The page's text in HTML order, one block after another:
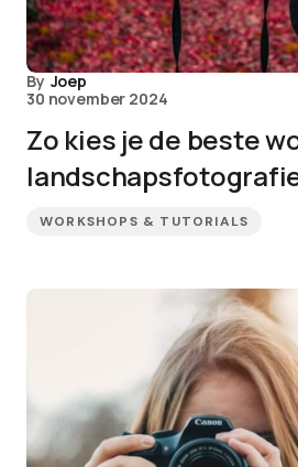
By Joep
30 november 2024
Zo kies je de beste
WORKSHOPS & TUTORIALS